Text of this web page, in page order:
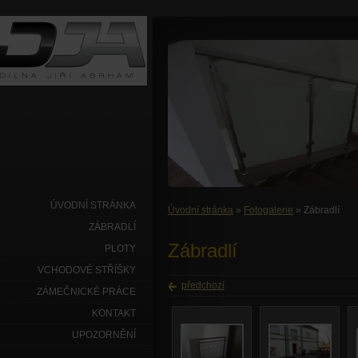
Úvodní stránka » Fotogalerie » Zábradlí
Zábradlí
předchozí
ÚVODNÍ STRÁNKA
ZÁBRADLÍ
PLOTY
VCHODOVÉ STŘÍŠKY
ZÁMEČNICKÉ PRÁCE
KONTAKT
UPOZORNĚNÍ